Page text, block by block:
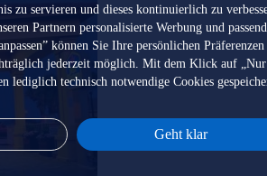
zu servieren und dieses kontinuierlich zu
Partnern personalisierte Werbung und
können Sie Ihre persönlichen Präferenzen
jederzeit möglich. Mit dem Klick auf „Nur
lediglich technisch notwendige Cookies
Geht klar